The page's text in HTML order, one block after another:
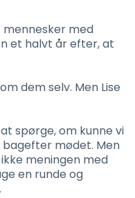
mennesker med
et halvt år efter, at
dem selv. Men Lise
spørge, om kunne vi
bagefter mødet. Men
meningen med
en runde og